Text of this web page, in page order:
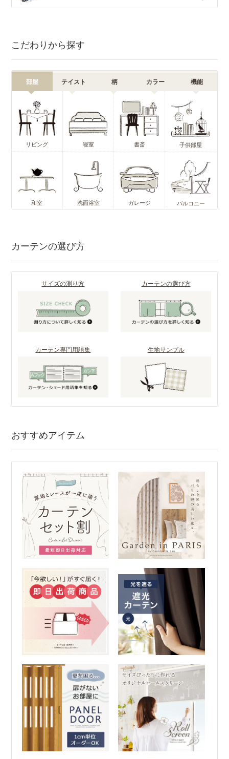
こだわりから探す
部屋 テイスト 柄 カラー 機能
リビング 寝室 書斎 子供部屋
和室 洗面浴室 ガレージ バルコニー
カーテンの選び方
サイズの測り方 カーテンの選び方
カーテン専門用語集 生地サンプル
おすすめアイテム